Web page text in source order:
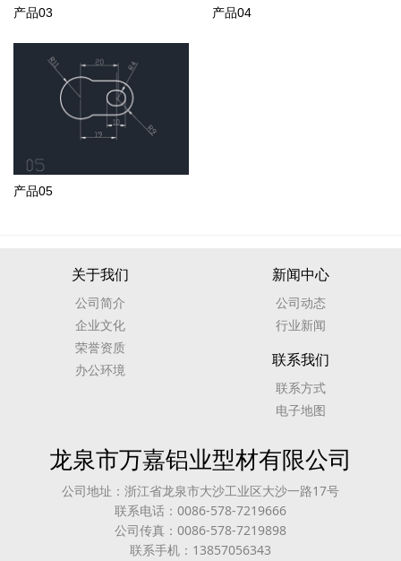
产品03 产品04
产品05
关于我们
公司简介
企业文化
荣誉资质
办公环境
新闻中心
公司动态
行业新闻
联系我们
联系方式
电子地图
龙泉市万嘉铝业型材有限公司
公司地址：浙江省龙泉市大沙工业区大沙一路17号
联系电话：0086-578-7219666
公司传真：0086-578-7219898
联系手机：13857056343